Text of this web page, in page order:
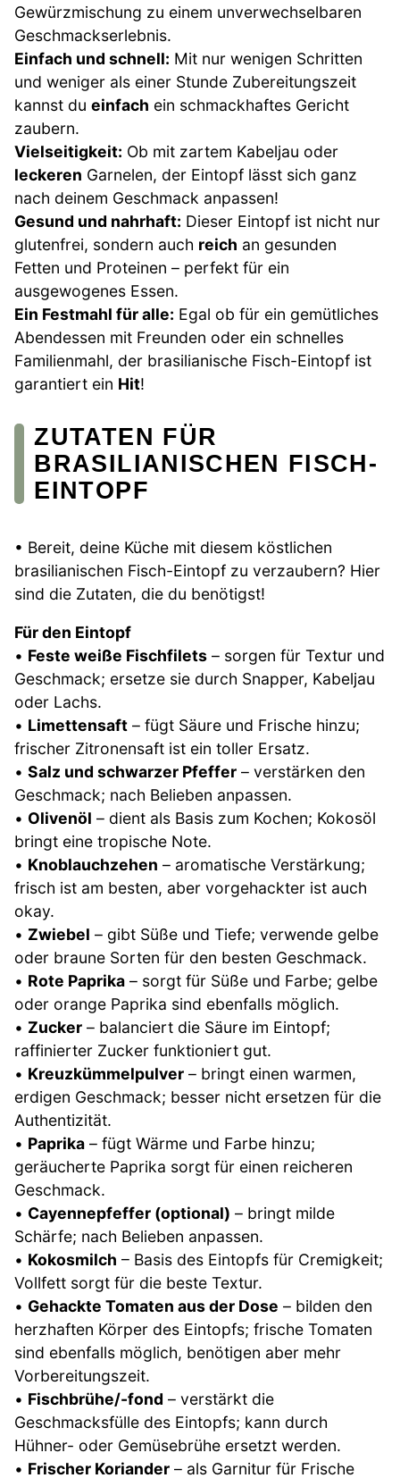
Gewürzmischung zu einem unverwechselbaren
Geschmackserlebnis.
Einfach und schnell: Mit nur wenigen Schritten
und weniger als einer Stunde Zubereitungszeit
kannst du einfach ein schmackhaftes Gericht
zaubern.
Vielseitigkeit: Ob mit zartem Kabeljau oder
leckeren Garnelen, der Eintopf lässt sich ganz
nach deinem Geschmack anpassen!
Gesund und nahrhaft: Dieser Eintopf ist nicht nur
glutenfrei, sondern auch reich an gesunden
Fetten und Proteinen – perfekt für ein
ausgewogenes Essen.
Ein Festmahl für alle: Egal ob für ein gemütliches
Abendessen mit Freunden oder ein schnelles
Familienmahl, der brasilianische Fisch-Eintopf ist
garantiert ein Hit!
ZUTATEN FÜR
BRASILIANISCHEN FISCH-
EINTOPF
• Bereit, deine Küche mit diesem köstlichen
brasilianischen Fisch-Eintopf zu verzaubern? Hier
sind die Zutaten, die du benötigst!
Für den Eintopf
• Feste weiße Fischfilets – sorgen für Textur und
Geschmack; ersetze sie durch Snapper, Kabeljau
oder Lachs.
• Limettensaft – fügt Säure und Frische hinzu;
frischer Zitronensaft ist ein toller Ersatz.
• Salz und schwarzer Pfeffer – verstärken den
Geschmack; nach Belieben anpassen.
• Olivenöl – dient als Basis zum Kochen; Kokosöl
bringt eine tropische Note.
• Knoblauchzehen – aromatische Verstärkung;
frisch ist am besten, aber vorgehackter ist auch
okay.
• Zwiebel – gibt Süße und Tiefe; verwende gelbe
oder braune Sorten für den besten Geschmack.
• Rote Paprika – sorgt für Süße und Farbe; gelbe
oder orange Paprika sind ebenfalls möglich.
• Zucker – balanciert die Säure im Eintopf;
raffinierter Zucker funktioniert gut.
• Kreuzkümmelpulver – bringt einen warmen,
erdigen Geschmack; besser nicht ersetzen für die
Authentizität.
• Paprika – fügt Wärme und Farbe hinzu;
geräucherte Paprika sorgt für einen reicheren
Geschmack.
• Cayennepfeffer (optional) – bringt milde
Schärfe; nach Belieben anpassen.
• Kokosmilch – Basis des Eintopfs für Cremigkeit;
Vollfett sorgt für die beste Textur.
• Gehackte Tomaten aus der Dose – bilden den
herzhaften Körper des Eintopfs; frische Tomaten
sind ebenfalls möglich, benötigen aber mehr
Vorbereitungszeit.
• Fischbrühe/-fond – verstärkt die
Geschmacksfülle des Eintopfs; kann durch
Hühner- oder Gemüsebrühe ersetzt werden.
• Frischer Koriander – als Garnitur für Frische